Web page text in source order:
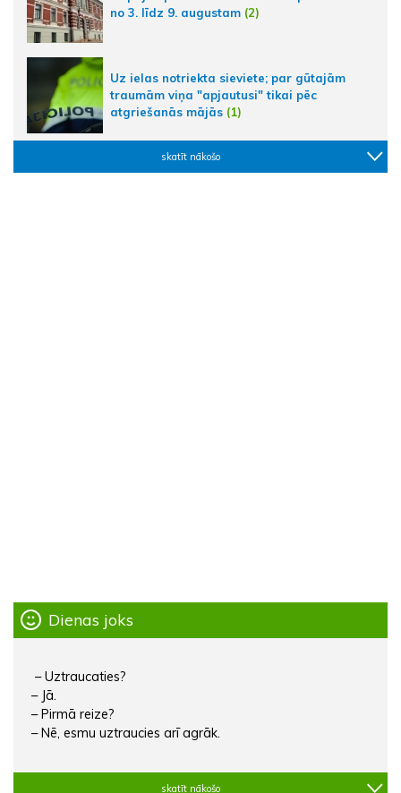
no 3. līdz 9. augustam (2)
Uz ielas notriekta sieviete; par gūtajām
traumām viņa "apjautusi" tikai pēc
atgriešanās mājās (1)
skatīt nākošo
Dienas joks
– Uztraucaties?
– Jā.
– Pirmā reize?
– Nē, esmu uztraucies arī agrāk.
skatīt nākošo